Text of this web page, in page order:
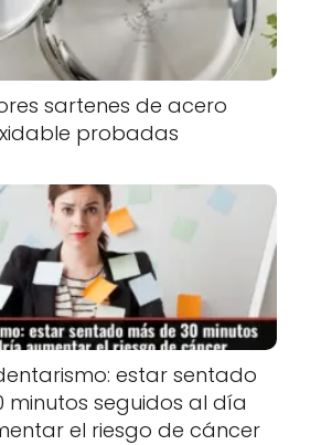
sartenes de acero
probadas
estar sentado
minutos seguidos al día
el riesgo de cáncer